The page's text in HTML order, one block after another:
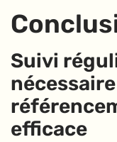
Suivi
efficace